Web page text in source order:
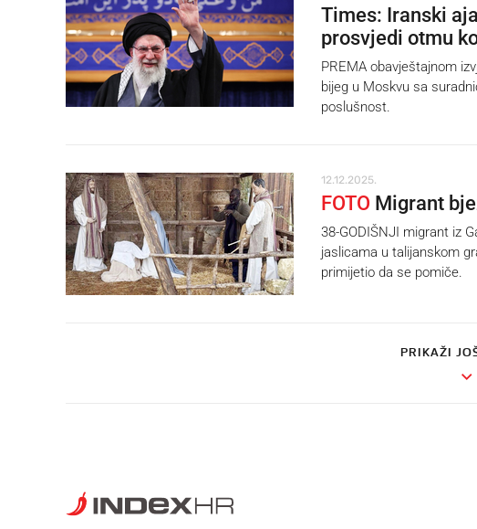
Times: Iranski
prosvjedi otmu
PREMA obavještajnom
bijeg u Moskvu sa
poslušnost.
12.12.2025.
FOTO Migrant
38-GODIŠNJI migrant iz
jaslicama u talijanskom
primijetio da se pomiče.
PRIKAŽI